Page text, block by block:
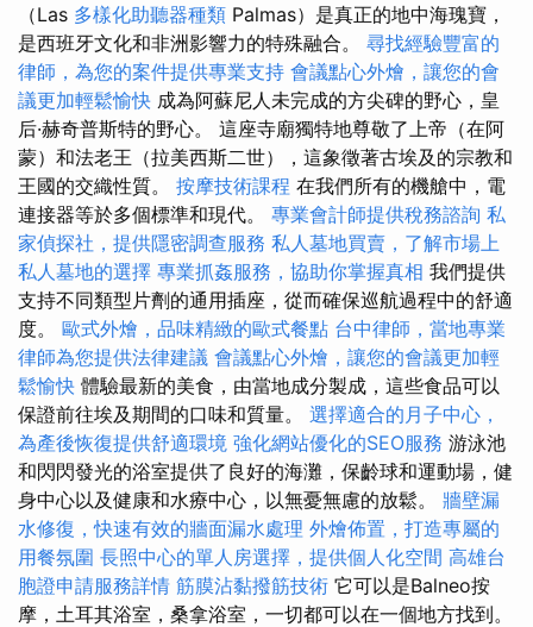
（Las 多樣化助聽器種類 Palmas）是真正的地中海瑰寶，
是西班牙文化和非洲影響力的特殊融合。 尋找經驗豐富的
律師，為您的案件提供專業支持 會議點心外燴，讓您的會
議更加輕鬆愉快 成為阿蘇尼人未完成的方尖碑的野心，皇
后·赫奇普斯特的野心。 這座寺廟獨特地尊敬了上帝（在阿
蒙）和法老王（拉美西斯二世），這象徵著古埃及的宗教和
王國的交織性質。 按摩技術課程 在我們所有的機艙中，電
連接器等於多個標準和現代。 專業會計師提供稅務諮詢 私
家偵探社，提供隱密調查服務 私人墓地買賣，了解市場上
私人墓地的選擇 專業抓姦服務，協助你掌握真相 我們提供
支持不同類型片劑的通用插座，從而確保巡航過程中的舒適
度。 歐式外燴，品味精緻的歐式餐點 台中律師，當地專業
律師為您提供法律建議 會議點心外燴，讓您的會議更加輕
鬆愉快 體驗最新的美食，由當地成分製成，這些食品可以
保證前往埃及期間的口味和質量。 選擇適合的月子中心，
為產後恢復提供舒適環境 強化網站優化的SEO服務 游泳池
和閃閃發光的浴室提供了良好的海灘，保齡球和運動場，健
身中心以及健康和水療中心，以無憂無慮的放鬆。 牆壁漏
水修復，快速有效的牆面漏水處理 外燴佈置，打造專屬的
用餐氛圍 長照中心的單人房選擇，提供個人化空間 高雄台
胞證申請服務詳情 筋膜沾黏撥筋技術 它可以是Balneo按
摩，土耳其浴室，桑拿浴室，一切都可以在一個地方找到。